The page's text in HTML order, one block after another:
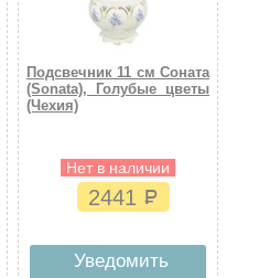
Подсвечник 11 см Соната
(Sonata), Голубые цветы
(Чехия)
Нет в наличии
2441
Уведомить